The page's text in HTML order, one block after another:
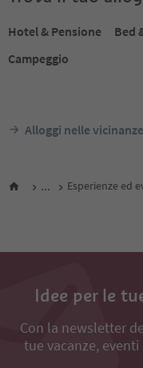
Hotel & Pensione Bed
Campeggio
Alloggi nelle vicinanze
... Esperienze ed
Idee per le
Con la newsletter
tue vacanze,